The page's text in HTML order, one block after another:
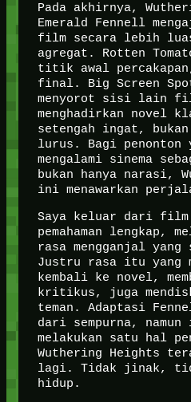
Pada akhirnya,
Emerald Fennell
film secara lebih
agregat. Rotten
titik awal
final. Big Screen
menyorot sisi lain
menghadirkan novel
setengah ingat,
lurus. Bagi penonton
mengalami sinema
bukan hanya narasi,
ini menawarkan
Saya keluar dari film
pemahaman lengkap,
rasa mengganjal
Justru rasa itu yang
kembali ke novel,
kritikus, juga
teman. Adaptasi
dari sempurna,
melakukan satu hal
Wuthering Heights
lagi. Tidak jinak,
hidup.